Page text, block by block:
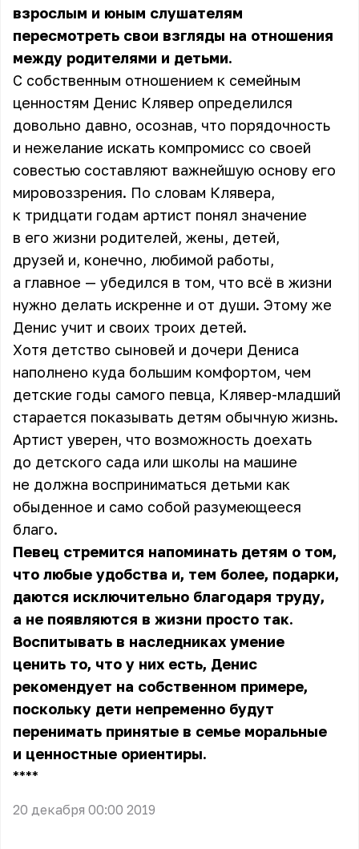
взрослым и юным слушателям
пересмотреть свои взгляды на отношения
между родителями и детьми.
С собственным отношением к семейным
ценностям Денис Клявер определился
довольно давно, осознав, что порядочность
и нежелание искать компромисс со своей
совестью составляют важнейшую основу его
мировоззрения. По словам Клявера,
к тридцати годам артист понял значение
в его жизни родителей, жены, детей,
друзей и, конечно, любимой работы,
а главное — убедился в том, что всё в жизни
нужно делать искренне и от души. Этому же
Денис учит и своих троих детей.
Хотя детство сыновей и дочери Дениса
наполнено куда большим комфортом, чем
детские годы самого певца, Клявер-младший
старается показывать детям обычную жизнь.
Артист уверен, что возможность доехать
до детского сада или школы на машине
не должна восприниматься детьми как
обыденное и само собой разумеющееся
благо.
Певец стремится напоминать детям о том,
что любые удобства и, тем более, подарки,
даются исключительно благодаря труду,
а не появляются в жизни просто так.
Воспитывать в наследниках умение
ценить то, что у них есть, Денис
рекомендует на собственном примере,
поскольку дети непременно будут
перенимать принятые в семье моральные
и ценностные ориентиры.
** **
20 декабря 00:00 2019